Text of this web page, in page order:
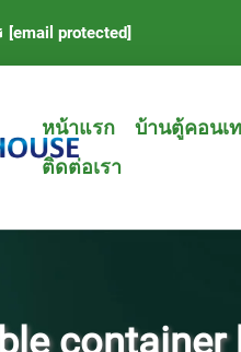
[email protected]
หน้าแรก บ้านตู้คอนเ
ติดต่อเรา
container